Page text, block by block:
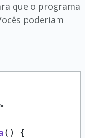
que o programa
poderiam
( ) {